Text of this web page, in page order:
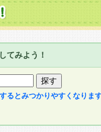
てみよう！
るとみつかりやすくなりま